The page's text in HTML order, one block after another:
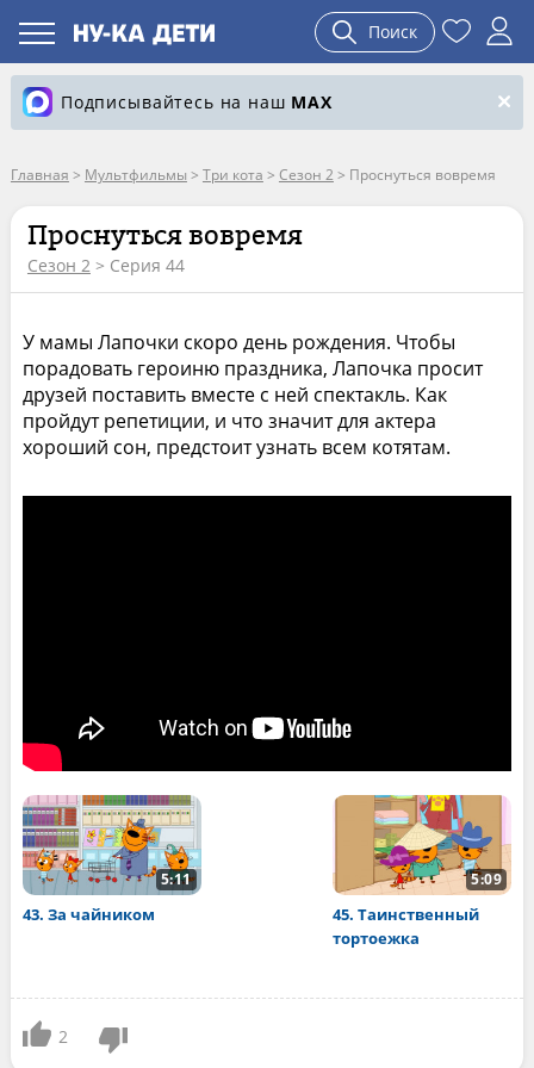
Поиск
Подписывайтесь на наш MAX
Главная > Мультфильмы > Три кота > Сезон 2 > Проснуться вовремя
Проснуться вовремя
Сезон 2> Серия 44
У мамы Лапочки скоро день рождения. Чтобы
порадовать героиню праздника, Лапочка просит
друзей поставить вместе с ней спектакль. Как
пройдут репетиции, и что значит для актера
хороший сон, предстоит узнать всем котятам.
5:11
43. За чайником
5:09
45. Таинственный
тортоежка
2